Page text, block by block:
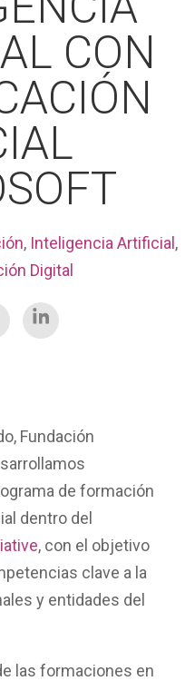
CON
, Inteligencia Artificial ,
Digital
Fundación
de formación
dentro del
, con el objetivo
clave a la
y entidades del
las formaciones en